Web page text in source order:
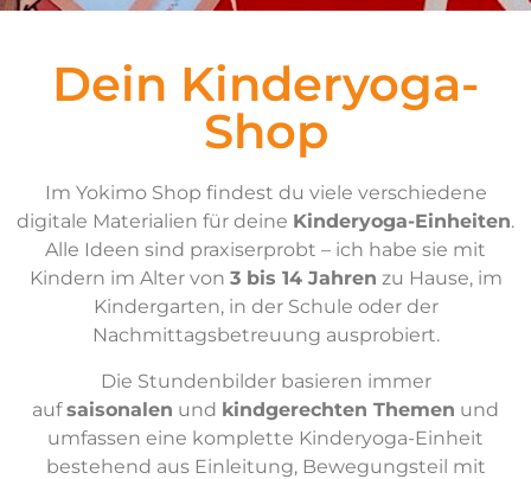
Dein Kinderyoga-
Shop
Im Yokimo Shop findest du viele verschiedene
digitale Materialien für deine Kinderyoga-Einheiten.
Alle Ideen sind praxiserprobt – ich habe sie mit
Kindern im Alter von 3 bis 14 Jahren zu Hause, im
Kindergarten, in der Schule oder der
Nachmittagsbetreuung ausprobiert.
Die Stundenbilder basieren immer
aufsaisonalen und kindgerechten Themen und
umfassen eine komplette Kinderyoga-Einheit
bestehend aus Einleitung, Bewegungsteil mit